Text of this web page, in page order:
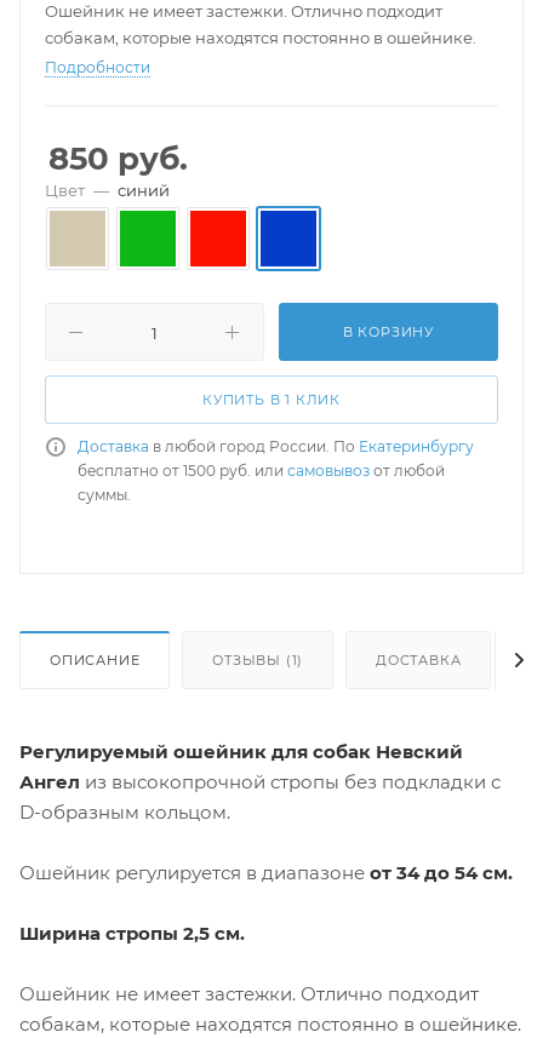
Ошейник не имеет застежки. Отлично подходит
собакам, которые находятся постоянно в ошейнике.
Подробности
850 руб.
Цвет — синий
В КОРЗИНУ
КУПИТЬ В 1 КЛИК
Доставка в любой город России. По Екатеринбургу
бесплатно от 1500 руб. или самовывоз от любой
суммы.
ОПИСАНИЕ ОТЗЫВЫ (1) ДОСТАВКА
Регулируемый ошейник для собак Невский
Ангел из высокопрочной стропы без подкладки с
D-образным кольцом.
Ошейник регулируется в диапазоне от 34 до 54 см.
Ширина стропы 2,5 см.
Ошейник не имеет застежки. Отлично подходит
собакам, которые находятся постоянно в ошейнике.